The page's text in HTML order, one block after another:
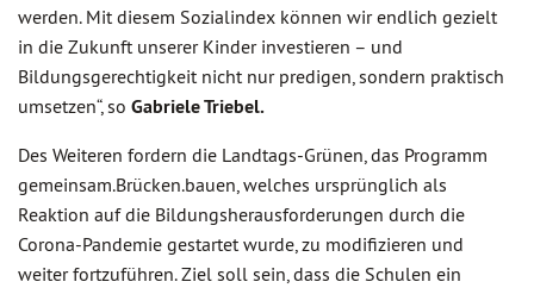
werden. Mit diesem Sozialindex können wir endlich gezielt
in die Zukunft unserer Kinder investieren – und
Bildungsgerechtigkeit nicht nur predigen, sondern praktisch
umsetzen“, so Gabriele Triebel.
Des Weiteren fordern die Landtags-Grünen, das Programm
gemeinsam.Brücken.bauen, welches ursprünglich als
Reaktion auf die Bildungsherausforderungen durch die
Corona-Pandemie gestartet wurde, zu modifizieren und
weiter fortzuführen. Ziel soll sein, dass die Schulen ein